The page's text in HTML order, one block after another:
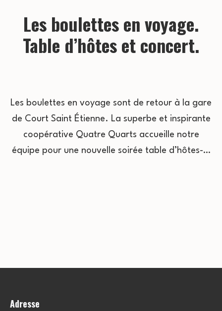
Les boulettes en voyage.
Table d’hôtes et concert.
Les boulettes en voyage sont de retour à la gare
de Court Saint Étienne. La superbe et inspirante
coopérative Quatre Quarts accueille notre
équipe pour une nouvelle soirée table d’hôtes-…
Adresse